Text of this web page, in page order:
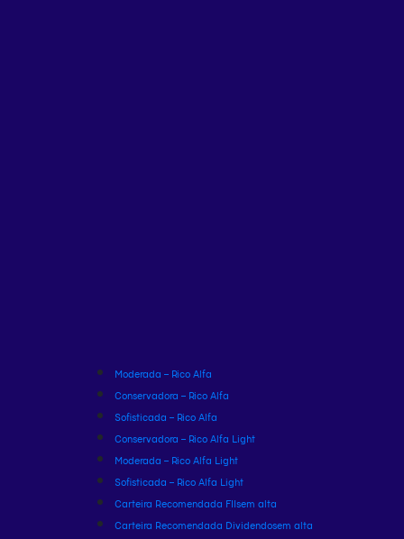
Moderada – Rico Alfa
Conservadora – Rico Alfa
Sofisticada – Rico Alfa
Conservadora – Rico Alfa Light
Moderada – Rico Alfa Light
Sofisticada – Rico Alfa Light
Carteira Recomendada FIIsem alta
Carteira Recomendada Dividendosem alta